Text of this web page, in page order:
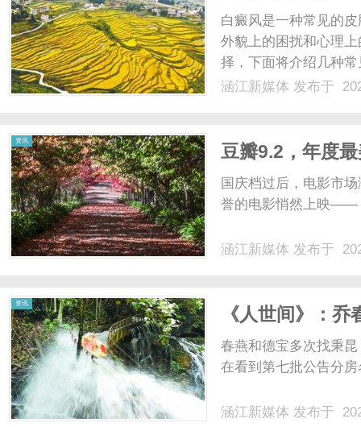
白癜风是一种常见的
外貌上的困扰和心理
择，下面将介绍几种
用药和口服药。外用
涵江新媒体 发布于
资讯
豆瓣9.2，年度
国庆档过后，电影市
誉的电影悄然上映——
涵江新媒体 发布于
资讯
《人世间》：
义“套路”了
春燕和德宝多次找秉
在看到第七批公告分
涵江新媒体 发布于